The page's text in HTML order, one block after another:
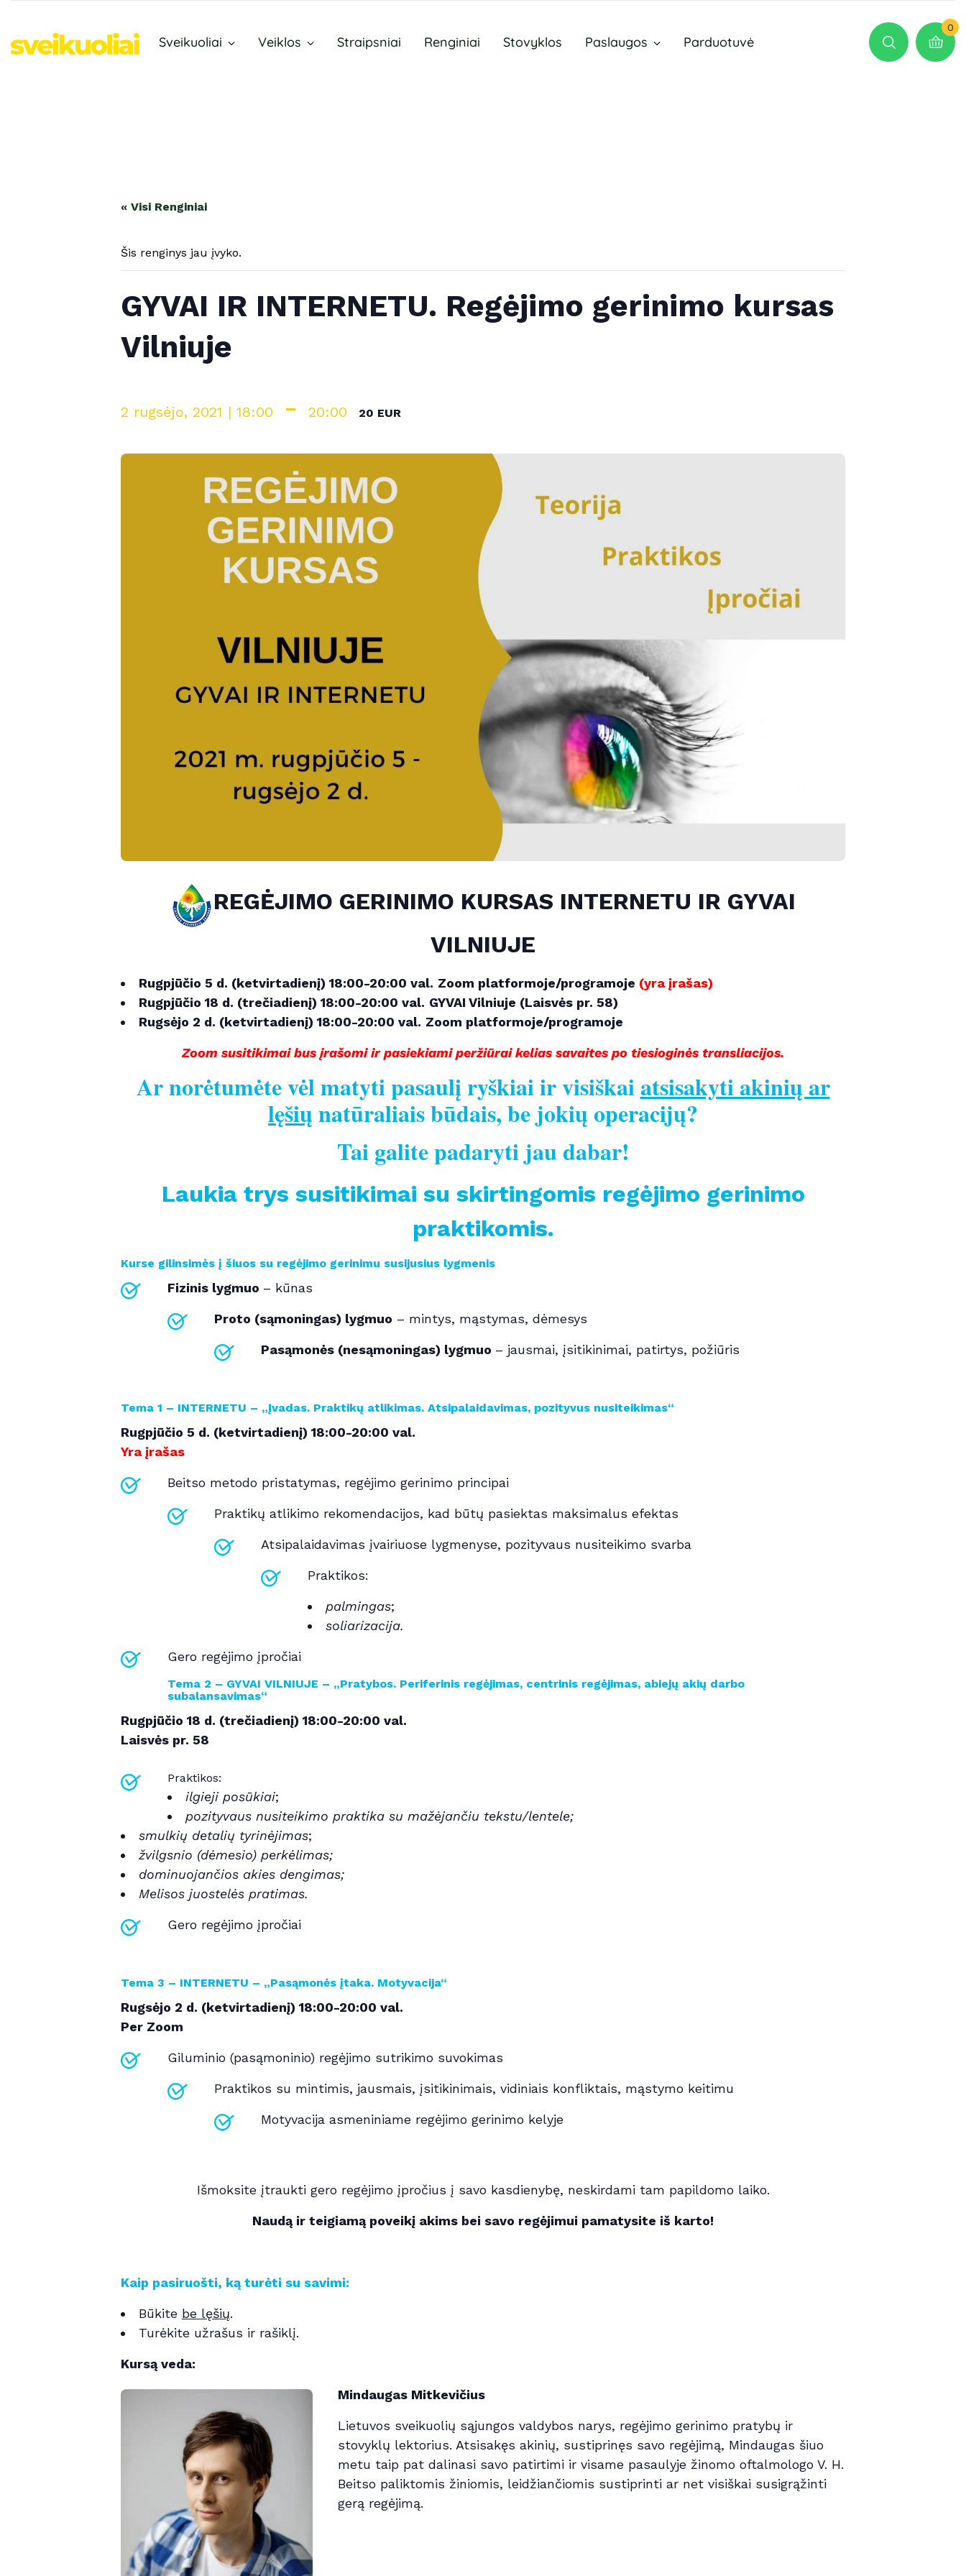
Sveikuoliai Veiklos Straipsniai Renginiai Stovyklos Paslaugos Parduotuvė
0
« Visi Renginiai
Šis renginys jau įvyko.
GYVAI IR INTERNETU. Regėjimo gerinimo kursas
Vilniuje
2 rugsėjo, 2021 | 18:00 - 20:00 20 EUR
REGĖJIMO GERINIMO KURSAS INTERNETU IR GYVAI
VILNIUJE
Rugpjūčio 5 d. (ketvirtadienį) 18:00-20:00 val. Zoom platformoje/programoje (yra įrašas)
Rugpjūčio 18 d. (trečiadienį) 18:00-20:00 val. GYVAI Vilniuje (Laisvės pr. 58)
Rugsėjo 2 d. (ketvirtadienį) 18:00-20:00 val. Zoom platformoje/programoje
Zoom susitikimai bus įrašomi ir pasiekiami peržiūrai kelias savaites po tiesioginės transliacijos.
Ar norėtumėte vėl matyti pasaulį ryškiai ir visiškaiatsisakyti akinių ar
lęšiųnatūraliais būdais, be jokių operacijų?
Tai galite padaryti jau dabar!
Laukia trys susitikimai su skirtingomis regėjimo gerinimo
praktikomis.
Kurse gilinsimės į šiuos su regėjimo gerinimu susijusius lygmenis
Fizinis lygmuo – kūnas
Proto (sąmoningas) lygmuo – mintys, mąstymas, dėmesys
Pasąmonės (nesąmoningas) lygmuo – jausmai, įsitikinimai, patirtys, požiūris
Tema 1 – INTERNETU – „Įvadas. Praktikų atlikimas. Atsipalaidavimas, pozityvus nusiteikimas“
Rugpjūčio 5 d. (ketvirtadienį) 18:00-20:00 val.
Yra įrašas
Beitso metodo pristatymas, regėjimo gerinimo principai
Praktikų atlikimo rekomendacijos, kad būtų pasiektas maksimalus efektas
Atsipalaidavimas įvairiuose lygmenyse, pozityvaus nusiteikimo svarba
Praktikos:
palmingas;
soliarizacija.
Gero regėjimo įpročiai
Tema 2 – GYVAI VILNIUJE – „Pratybos. Periferinis regėjimas, centrinis regėjimas, abiejų akių darbo
subalansavimas“
Rugpjūčio 18 d. (trečiadienį) 18:00-20:00 val.
Laisvės pr. 58
Praktikos:
ilgieji posūkiai;
pozityvaus nusiteikimo praktika su mažėjančiu tekstu/lentele;
smulkių detalių tyrinėjimas;
žvilgsnio (dėmesio) perkėlimas;
dominuojančios akies dengimas;
Melisos juostelės pratimas.
Gero regėjimo įpročiai
Tema 3 – INTERNETU – „Pasąmonės įtaka. Motyvacija“
Rugsėjo 2 d. (ketvirtadienį) 18:00-20:00 val.
Per Zoom
Giluminio (pasąmoninio) regėjimo sutrikimo suvokimas
Praktikos su mintimis, jausmais, įsitikinimais, vidiniais konfliktais, mąstymo keitimu
Motyvacija asmeniniame regėjimo gerinimo kelyje
Išmoksite įtraukti gero regėjimo įpročius į savo kasdienybę, neskirdami tam papildomo laiko.
Naudą ir teigiamą poveikį akims bei savo regėjimui pamatysite iš karto!
Kaip pasiruošti, ką turėti su savimi:
Būkite be lęšių.
Turėkite užrašus ir rašiklį.
Kursą veda:
Mindaugas Mitkevičius
Lietuvos sveikuolių sąjungos valdybos narys, regėjimo gerinimo pratybų ir
stovyklų lektorius. Atsisakęs akinių, sustiprinęs savo regėjimą, Mindaugas šiuo
metu taip pat dalinasi savo patirtimi ir visame pasaulyje žinomo oftalmologo V. H.
Beitso paliktomis žiniomis, leidžiančiomis sustiprinti ar net visiškai susigrąžinti
gerą regėjimą.